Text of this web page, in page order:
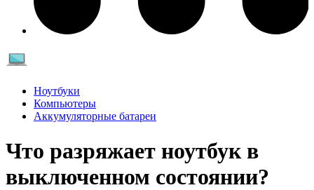
Ноутбуки
Компьютеры
Аккумуляторные батареи
Что разряжает ноутбук в
выключенном состоянии?